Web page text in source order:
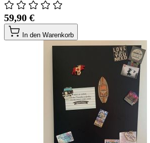
59,90 €
In den Warenkorb